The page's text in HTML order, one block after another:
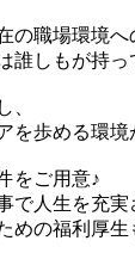
の職場環境へ
誰しもが持っ
、
を歩める環境
をご用意♪
で人生を充実
めの福利厚生